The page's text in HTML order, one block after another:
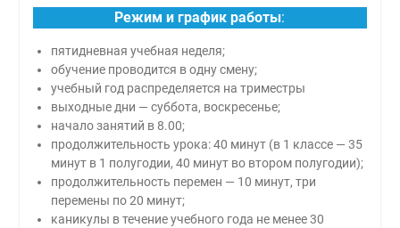
Режим и график работы:
пятидневная учебная неделя;
обучение проводится в одну смену;
учебный год распределяется на триместры
выходные дни — суббота, воскресенье;
начало занятий в 8.00;
продолжительность урока: 40 минут (в 1 классе — 35
минут в 1 полугодии, 40 минут во втором полугодии);
продолжительность перемен — 10 минут, три
перемены по 20 минут;
каникулы в течение учебного года не менее 30